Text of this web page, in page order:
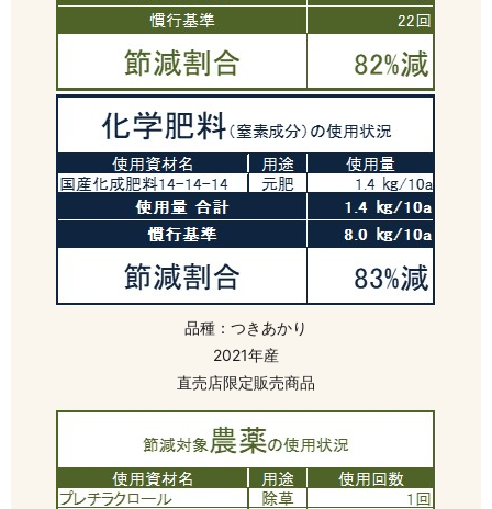
品種：つきあかり
2021年産
直売店限定販売商品